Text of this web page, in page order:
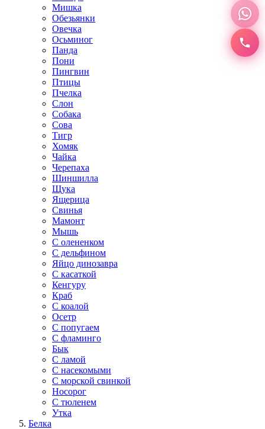
Мишка
Обезьянки
Овечка
Осьминог
Панда
Пони
Пингвин
Птицы
Пчелка
Слон
Собака
Сова
Тигр
Хомяк
Чайка
Черепаха
Шиншилла
Щука
Ящерица
Свинья
Мамонт
Мышь
С олененком
С дельфином
Яйцо динозавра
С касаткой
Кенгуру
Краб
С коалой
Осетр
С попугаем
С фламинго
Бык
С ламой
С насекомыми
С морской свинкой
Носорог
С тюленем
Утка
Белка